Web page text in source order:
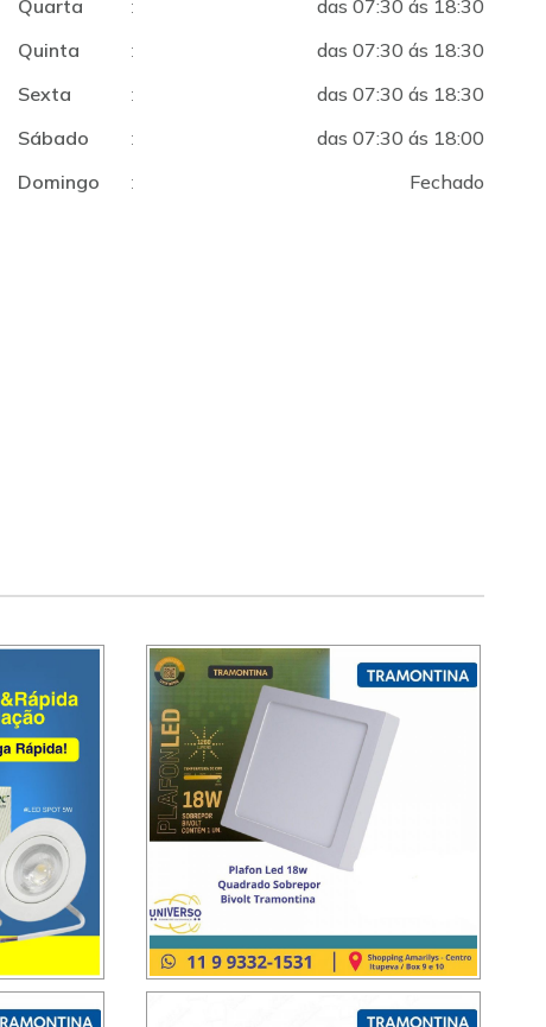
Quarta
:
das 07:30 ás 18:30
Quinta
:
das 07:30 ás 18:30
Sexta
:
das 07:30 ás 18:30
Sábado
:
das 07:30 ás 18:00
Domingo
: Fechado